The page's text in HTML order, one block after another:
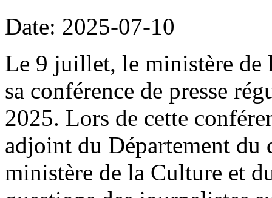
Date: 2025-07-10
Le 9 juillet, le ministère de
sa conférence de presse
2025. Lors de cette
adjoint du Département du
ministère de la Culture et